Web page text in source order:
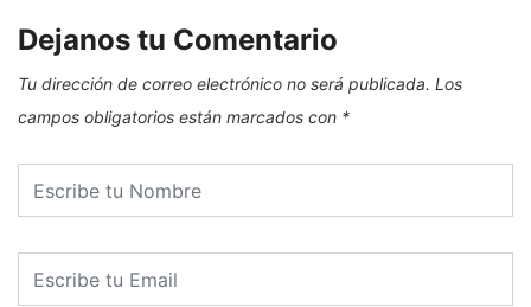
Dejanos tu Comentario
Tu dirección de correo electrónico no será publicada. Los
campos obligatorios están marcados con *